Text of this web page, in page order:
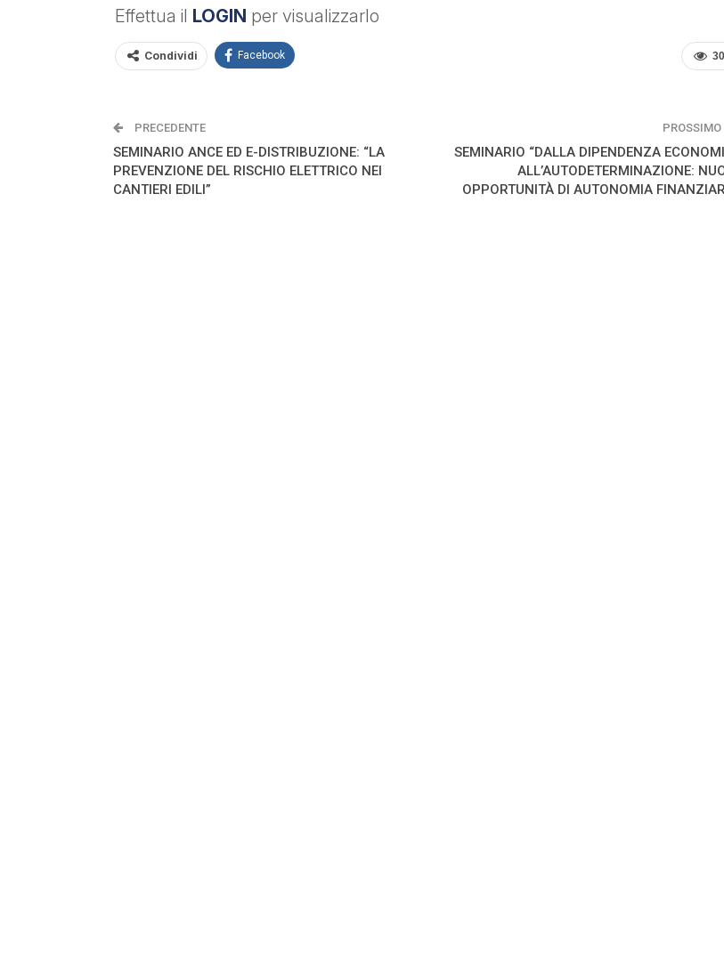
Effettua il LOGIN per visualizzarlo
Condividi Facebook
PRECEDENTE
SEMINARIO ANCE ED E-DISTRIBUZIONE: “LA
PREVENZIONE DEL RISCHIO ELETTRICO NEI
CANTIERI EDILI”
PROSSIMO
SEMINARIO “DALLA DIPENDENZA
ALL’AUTODETERMINAZIONE:
OPPORTUNITÀ DI AUTONOMIA